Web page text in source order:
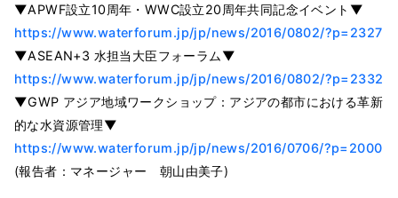
▼APWF設立10周年・WWC設立20周年共同記念イベント▼
https://www.waterforum.jp/jp/news/2016/0802/?p=2327
▼ASEAN+3 水担当大臣フォーラム▼
https://www.waterforum.jp/jp/news/2016/0802/?p=2332
▼GWP アジア地域ワークショップ：アジアの都市における革新
的な水資源管理▼
https://www.waterforum.jp/jp/news/2016/0706/?p=2000
(報告者：マネージャー 朝山由美子)